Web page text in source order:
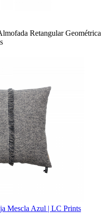
Retangular
Mescla Azul | LC Prints